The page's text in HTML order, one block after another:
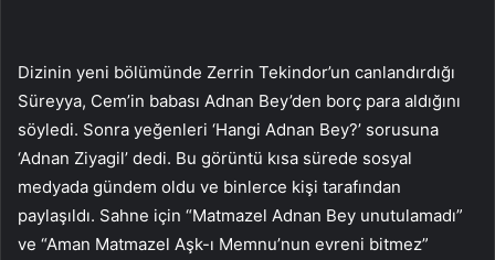
Dizinin yeni bölümünde Zerrin Tekindor’un canlandırdığı
Süreyya, Cem’in babası Adnan Bey’den borç para aldığını
söyledi. Sonra yeğenleri ‘Hangi Adnan Bey?’ sorusuna
‘Adnan Ziyagil’ dedi. Bu görüntü kısa sürede sosyal
medyada gündem oldu ve binlerce kişi tarafından
paylaşıldı. Sahne için “Matmazel Adnan Bey unutulamadı”
ve “Aman Matmazel Aşk-ı Memnu’nun evreni bitmez”